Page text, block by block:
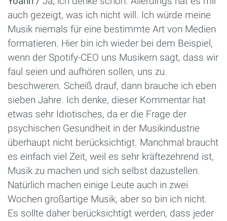
auch gezeigt, was ich nicht will. Ich würde meine
Musik niemals für eine bestimmte Art von Medien
formatieren. Hier bin ich wieder bei dem Beispiel,
wenn der Spotify-CEO uns Musikern sagt, dass wir
faul seien und aufhören sollen, uns zu
beschweren. Scheiß drauf, dann brauche ich eben
sieben Jahre. Ich denke, dieser Kommentar hat
etwas sehr Idiotisches, da er die Frage der
psychischen Gesundheit in der Musikindustrie
überhaupt nicht berücksichtigt. Manchmal braucht
es einfach viel Zeit, weil es sehr kräftezehrend ist,
Musik zu machen und sich selbst dazustellen.
Natürlich machen einige Leute auch in zwei
Wochen großartige Musik, aber so bin ich nicht.
Es sollte daher berücksichtigt werden, dass jeder